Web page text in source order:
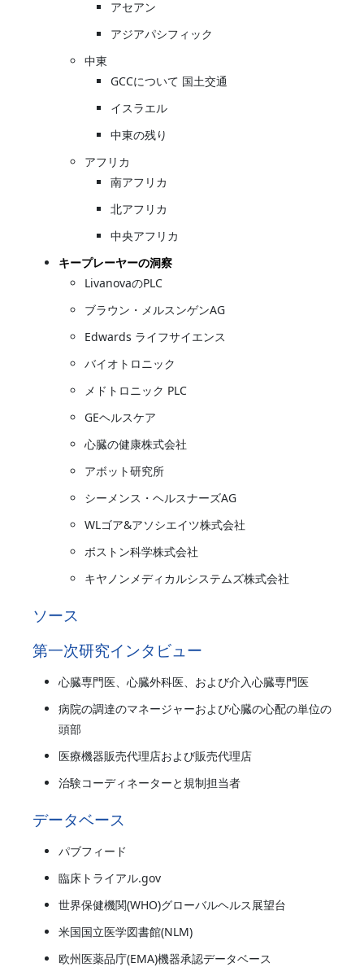
アセアン
アジアパシフィック
中東
GCCについて 国土交通
イスラエル
中東の残り
アフリカ
南アフリカ
北アフリカ
中央アフリカ
キープレーヤーの洞察
LivanovaのPLC
ブラウン・メルスンゲンAG
Edwards ライフサイエンス
バイオトロニック
メドトロニック PLC
GEヘルスケア
心臓の健康株式会社
アボット研究所
シーメンス・ヘルスナーズAG
WLゴア&アソシエイツ株式会社
ボストン科学株式会社
キヤノンメディカルシステムズ株式会社
ソース
第一次研究インタビュー
心臓専門医、心臓外科医、および介入心臓専門医
病院の調達のマネージャーおよび心臓の心配の単位の
頭部
医療機器販売代理店および販売代理店
治験コーディネーターと規制担当者
データベース
パブフィード
臨床トライアル.gov
世界保健機関(WHO)グローバルヘルス展望台
米国国立医学図書館(NLM)
欧州医薬品庁(EMA)機器承認データベース